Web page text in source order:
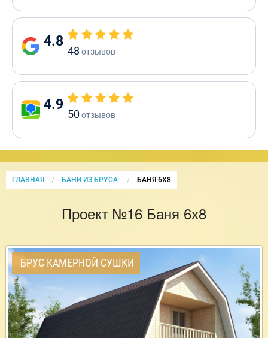
4.8
48 отзывов
4.9
50отзывов
ГЛАВНАЯ БАНИ ИЗ БРУСА CURRENT:
БАНЯ 6Х8
Проект №16 Баня 6х8
БРУС КАМЕРНОЙ СУШКИ